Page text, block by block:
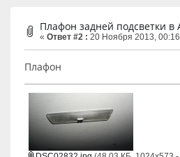
Плафон задней подсветки в
« Ответ #2 : 20 Ноября 2013,
Плафон